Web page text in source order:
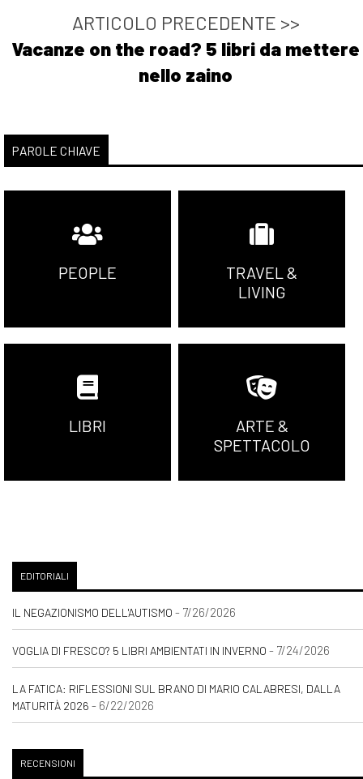
ARTICOLO PRECEDENTE >>
Vacanze on the road? 5 libri da mettere
nello zaino
PAROLE CHIAVE
PEOPLE
TRAVEL &
LIVING
LIBRI
ARTE &
SPETTACOLO
EDITORIALI
IL NEGAZIONISMO DELL'AUTISMO - 7/26/2026
VOGLIA DI FRESCO? 5 LIBRI AMBIENTATI IN INVERNO - 7/24/2026
LA FATICA: RIFLESSIONI SUL BRANO DI MARIO CALABRESI, DALLA
MATURITÀ 2026 - 6/22/2026
RECENSIONI